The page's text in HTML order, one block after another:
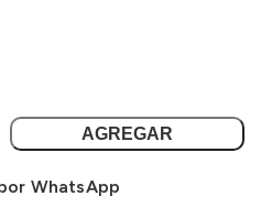
AGREGAR
WhatsApp